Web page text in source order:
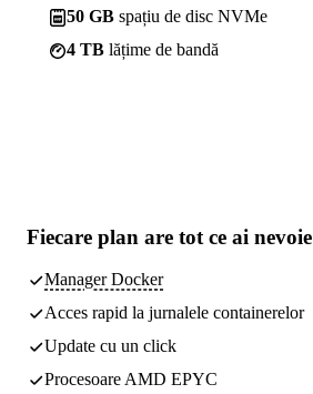
50 GB spațiu de disc NVMe
4 TB lățime de bandă
Fiecare plan are tot ce ai nevoie
Manager Docker
Acces rapid la jurnalele containerelor
Update cu un click
Procesoare AMD EPYC